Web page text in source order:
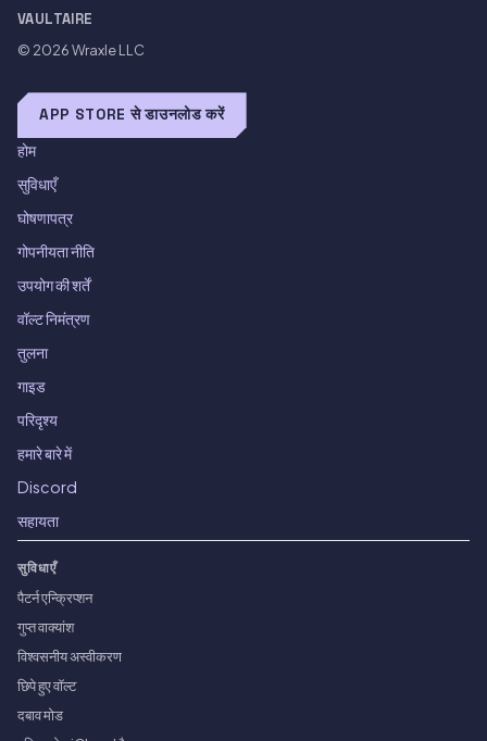
VAULTAIRE
© 2026Wraxle LLC
APP STORE से डाउनलोड करें
होम
सुविधाएँ
घोषणापत्र
गोपनीयता नीति
उपयोग की शर्तें
वॉल्ट निमंत्रण
तुलना
गाइड
परिदृश्य
हमारे बारे में
Discord
सहायता
सुविधाएँ
पैटर्न एन्क्रिप्शन
गुप्त वाक्यांश
विश्वसनीय अस्वीकरण
छिपे हुए वॉल्ट
दबाव मोड